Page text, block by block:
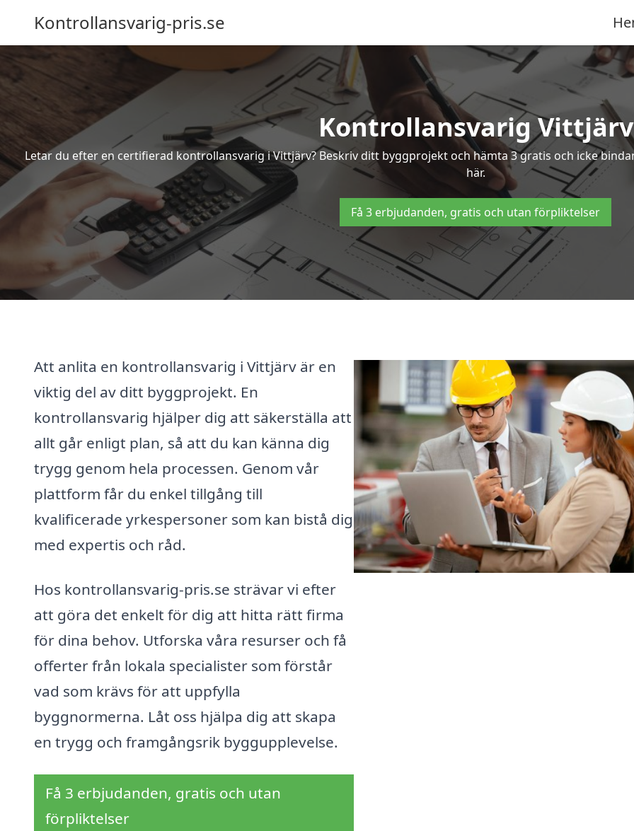
Kontrollansvarig-pris.se
Kontrollansvarig Vittjärv
Letar du efter en certifierad kontrollansvarig i Vittjärv? Beskriv ditt byggprojekt och hämta 3 gratis och icke
här.
Få 3 erbjudanden, gratis och utan förpliktelser
Att anlita en kontrollansvarig i Vittjärv är en
viktig del av ditt byggprojekt. En
kontrollansvarig hjälper dig att säkerställa att
allt går enligt plan, så att du kan känna dig
trygg genom hela processen. Genom vår
plattform får du enkel tillgång till
kvalificerade yrkespersoner som kan bistå dig
med expertis och råd.
Hos kontrollansvarig-pris.se strävar vi efter
att göra det enkelt för dig att hitta rätt firma
för dina behov. Utforska våra resurser och få
offerter från lokala specialister som förstår
vad som krävs för att uppfylla
byggnormerna. Låt oss hjälpa dig att skapa
en trygg och framgångsrik byggupplevelse.
Få 3 erbjudanden, gratis och utan
förpliktelser